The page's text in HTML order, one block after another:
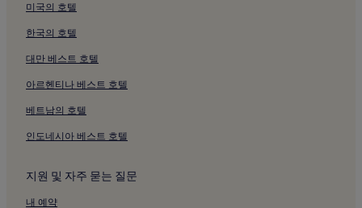
그라나다의 무료 아침 식사 제공 호텔
그라나다의 호스텔
그라나다의 아파트식 호텔
그라나다의 저렴한 호텔
그라나다의 비즈니스 호텔
그라나다 호텔
윰보의 무료 아침 식사 제공 호텔
애완견 공원 근처 호텔
미국의 호텔
한국의 호텔
대만 베스트 호텔
아르헨티나 베스트 호텔
베트남의 호텔
인도네시아 베스트 호텔
지원 및 자주 묻는 질문
내 예약